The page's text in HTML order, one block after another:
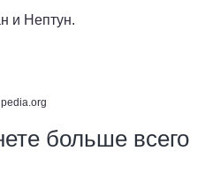
и Нептун.
больше всего